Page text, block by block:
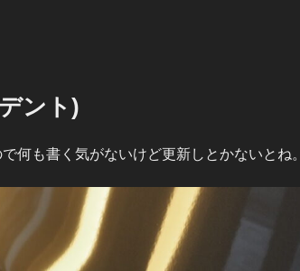
ント)
何も書く気がないけど更新しとかないとね。